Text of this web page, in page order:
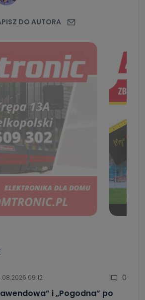
DO AUTORA
09:12 0
i „Pogodna” po